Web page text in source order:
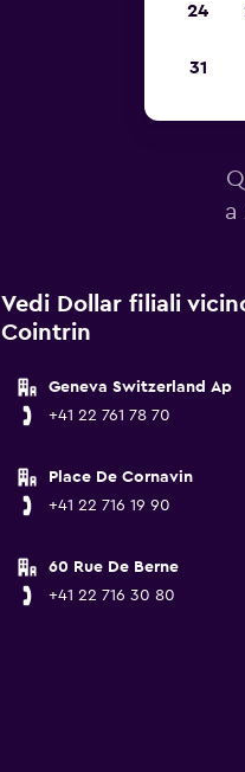
a
Vedi Dollar filiali
Cointrin
Geneva Switzerland Ap
+41 22 761 78 70
Place De Cornavin
+41 22 716 19 90
60 Rue De Berne
+41 22 716 30 80
24
31